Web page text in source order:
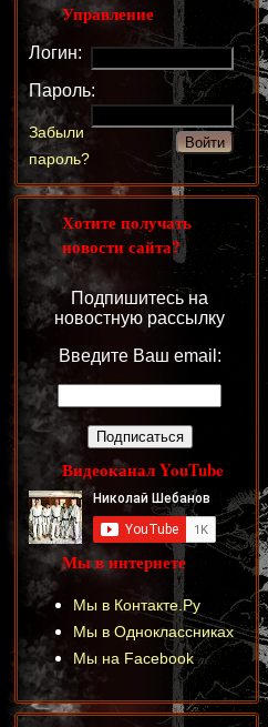
Управление
Логин:
Пароль:
Забыли
пароль?
Хотите получать
новости сайта?
Подпишитесь на
новостную рассылку
Введите Ваш email:
Видеоканал YouTube
Мы в интернете
Мы в Контакте.Ру
Мы в Одноклассниках
Мы на Facebook